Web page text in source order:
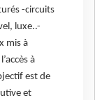
-circuits
luxe..-
mis à
à
est de
et